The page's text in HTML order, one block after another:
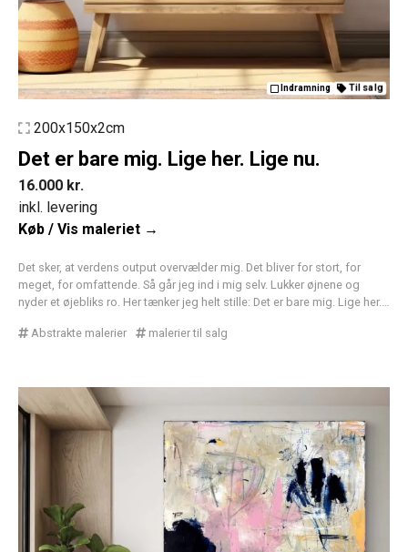
Indramning Til salg
200x150x2cm
Det er bare mig. Lige her. Lige nu.
16.000 kr.
inkl. levering
Køb / Vis maleriet →
Det sker, at verdens output overvælder mig. Det bliver for stort, for
meget, for omfattende. Så går jeg ind i mig selv. Lukker øjnene og
nyder et øjebliks ro. Her tænker jeg helt stille: Det er bare mig. Lige her.…
Abstrakte malerier malerier til salg